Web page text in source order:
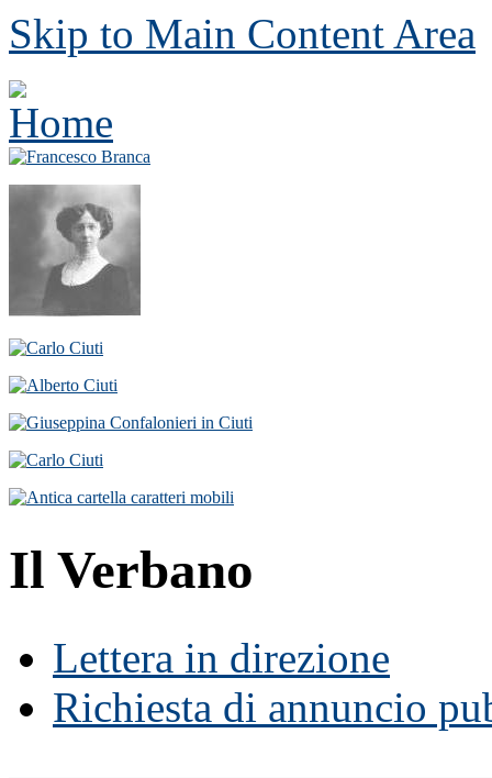
Skip to Main Content Area
Il Verbano
Lettera in direzione
Richiesta di annuncio